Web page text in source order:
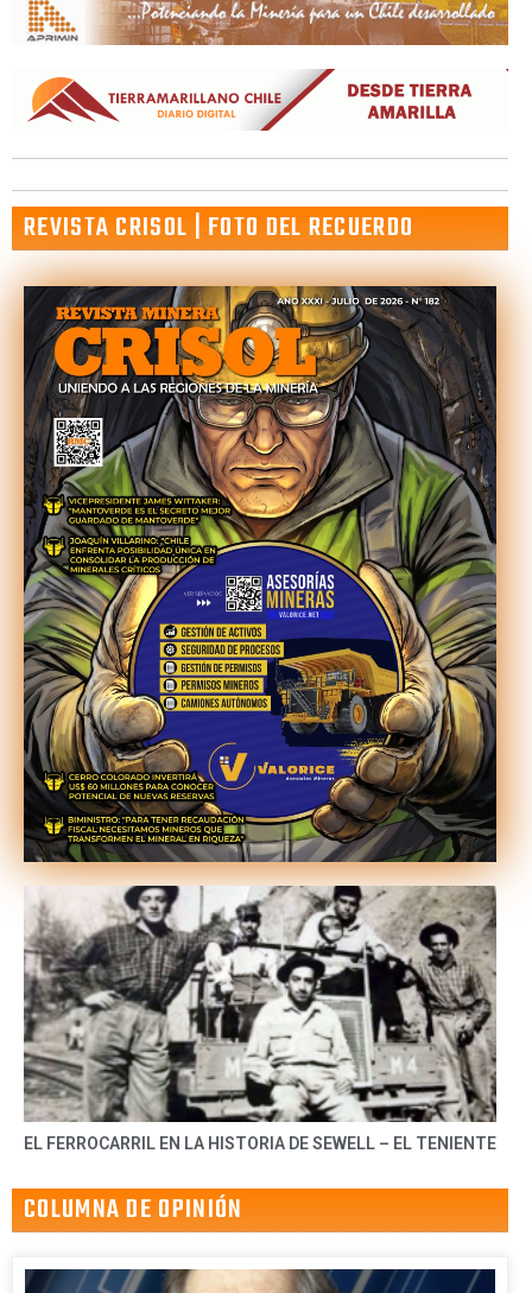
REVISTA CRISOL | FOTO DEL RECUERDO
EL FERROCARRIL EN LA HISTORIA DE SEWELL – EL TENIENTE
COLUMNA DE OPINIÓN